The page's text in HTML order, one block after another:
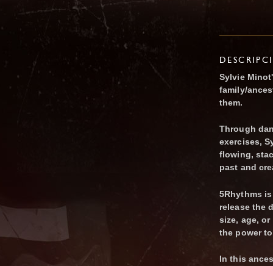
Sylvie
family/
them.
Through
exercises,
flowing,
past and
5Rhythms
release the
size, age,
the power
In this